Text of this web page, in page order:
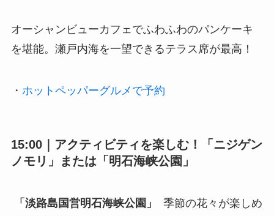
オーシャンビューカフェでふわふわのパンケーキ
を堪能。瀬戸内海を一望できるテラス席が最高！
・ ホットペッパーグルメで予約
15:00｜アクティビティを楽しむ！「ニジゲン
ノモリ」または「明石海峡公園」
「淡路島国営明石海峡公園」
季節の花々が楽しめ